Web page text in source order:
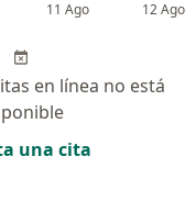
11 Ago 12 Ago
en línea no está
una cita